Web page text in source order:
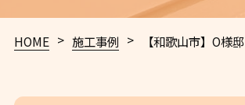
HOME > 施工事例 > 【和歌山市】O様邸